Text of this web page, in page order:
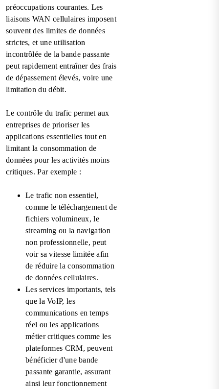
préoccupations courantes. Les
liaisons WAN cellulaires imposent
souvent des limites de données
strictes, et une utilisation
incontrôlée de la bande passante
peut rapidement entraîner des frais
de dépassement élevés, voire une
limitation du débit.
Le contrôle du trafic permet aux
entreprises de prioriser les
applications essentielles tout en
limitant la consommation de
données pour les activités moins
critiques. Par exemple :
Le trafic non essentiel,
comme le téléchargement de
fichiers volumineux, le
streaming ou la navigation
non professionnelle, peut
voir sa vitesse limitée afin
de réduire la consommation
de données cellulaires.
Les services importants, tels
que la VoIP, les
communications en temps
réel ou les applications
métier critiques comme les
plateformes CRM, peuvent
bénéficier d'une bande
passante garantie, assurant
ainsi leur fonctionnement